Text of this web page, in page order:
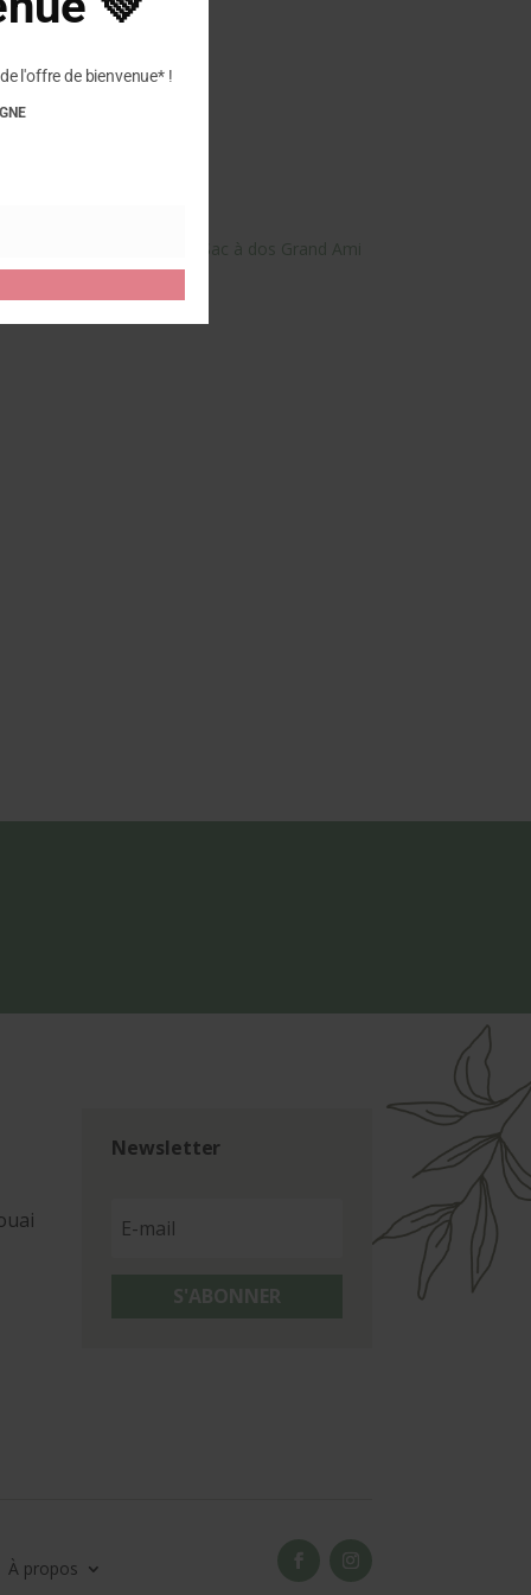
avis sur “AFFENZAHN – Sac à dos Grand Ami
publier un avis.
Newsletter
S'ABONNER
À propos
l'offre de bienvenue* !